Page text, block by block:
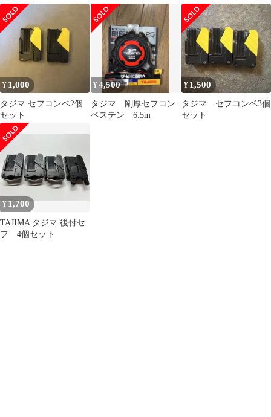
ラス25 7.5m メートル
目盛 スケール コンベッ
クス セフコンベ
点セット
¥ 1,000
タジマ セフコンベ2個
セット
¥4,500
タジマ 剛厚セフコン
ベステン 6.5m
¥ 1,500
タジマ セフコンベ3個
セット
¥ 1,700
TAJIMA タジマ 後付セ
フ 4個セット